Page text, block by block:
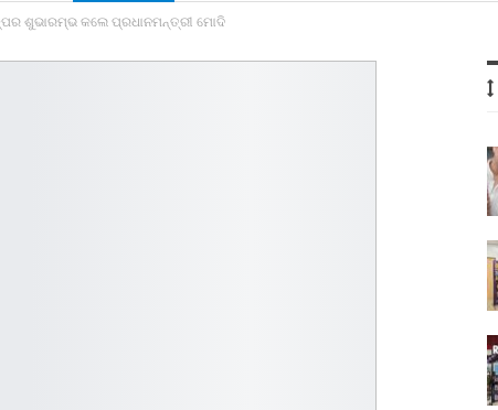
ଶୁଭାରମ୍ଭ କଲେ ପ୍ରଧାନମନ୍ତ୍ରୀ ମୋଦି